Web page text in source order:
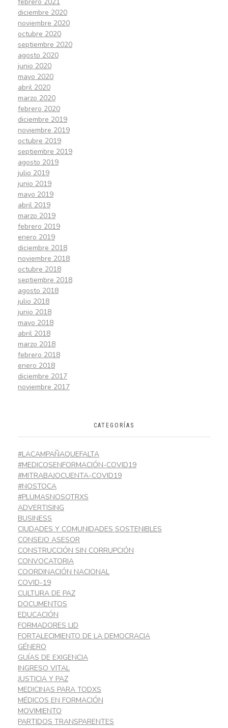
diciembre 2020
noviembre 2020
octubre 2020
septiembre 2020
agosto 2020
junio 2020
mayo 2020
abril 2020
marzo 2020
febrero 2020
diciembre 2019
noviembre 2019
octubre 2019
septiembre 2019
agosto 2019
julio 2019
junio 2019
mayo 2019
abril 2019
marzo 2019
febrero 2019
enero 2019
diciembre 2018
noviembre 2018
octubre 2018
septiembre 2018
agosto 2018
julio 2018
junio 2018
mayo 2018
abril 2018
marzo 2018
febrero 2018
enero 2018
diciembre 2017
noviembre 2017
CATEGORÍAS
#LACAMPAÑAQUEFALTA
#MEDICOSENFORMACIÓN-COVID19
#MITRABAJOCUENTA-COVID19
#NOSTOCA
#PLUMASNOSOTRXS
ADVERTISING
BUSINESS
CIUDADES Y COMUNIDADES SOSTENIBLES
CONSEJO ASESOR
CONSTRUCCIÓN SIN CORRUPCIÓN
CONVOCATORIA
COORDINACIÓN NACIONAL
COVID-19
CULTURA DE PAZ
DOCUMENTOS
EDUCACIÓN
FORMADORES LID
FORTALECIMIENTO DE LA DEMOCRACIA
GÉNERO
GUÍAS DE EXIGENCIA
INGRESO VITAL
JUSTICIA Y PAZ
MEDICINAS PARA TODXS
MÉDICOS EN FORMACIÓN
MOVIMIENTO
PARTIDOS TRANSPARENTES